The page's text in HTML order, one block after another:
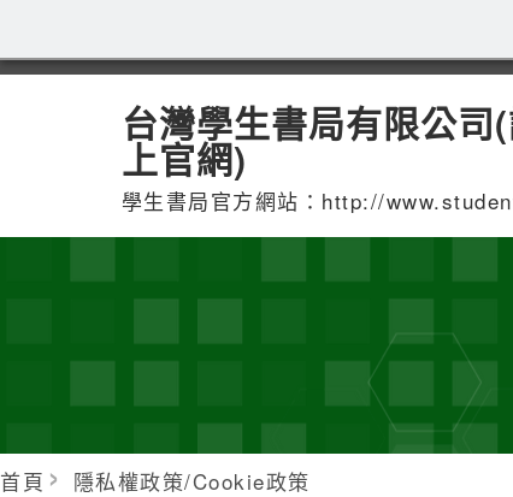
台灣學生書局有限公司
上官網)
學生書局官方網站：http://
首頁 隱私權政策/Cookie政策